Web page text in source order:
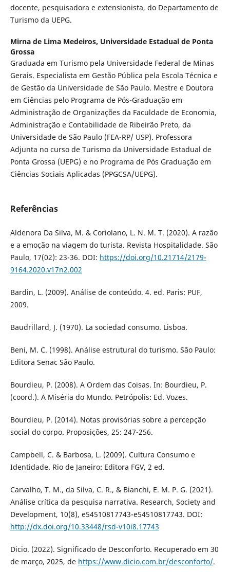
docente, pesquisadora e extensionista, do Departamento de
Turismo da UEPG.
Mirna de Lima Medeiros, Universidade Estadual de Ponta
Grossa
Graduada em Turismo pela Universidade Federal de Minas
Gerais. Especialista em Gestão Pública pela Escola Técnica e
de Gestão da Universidade de São Paulo. Mestre e Doutora
em Ciências pelo Programa de Pós-Graduação em
Administração de Organizações da Faculdade de Economia,
Administração e Contabilidade de Ribeirão Preto, da
Universidade de São Paulo (FEA-RP/ USP). Professora
Adjunta no curso de Turismo da Universidade Estadual de
Ponta Grossa (UEPG) e no Programa de Pós Graduação em
Ciências Sociais Aplicadas (PPGCSA/UEPG).
Referências
Aldenora Da Silva, M. & Coriolano, L. N. M. T. (2020). A razão
e a emoção na viagem do turista. Revista Hospitalidade. São
Paulo, 17(02): 23-36. DOI: https://doi.org/10.21714/2179-
9164.2020.v17n2.002
Bardin, L. (2009). Análise de conteúdo. 4. ed. Paris: PUF,
2009.
Baudrillard, J. (1970). La sociedad consumo. Lisboa.
Beni, M. C. (1998). Análise estrutural do turismo. São Paulo:
Editora Senac São Paulo.
Bourdieu, P. (2008). A Ordem das Coisas. In: Bourdieu, P.
(coord.). A Miséria do Mundo. Petrópolis: Ed. Vozes.
Bourdieu, P. (2014). Notas provisórias sobre a percepção
social do corpo. Proposições, 25: 247-256.
Campbell, C. & Barbosa, L. (2009). Cultura Consumo e
Identidade. Rio de Janeiro: Editora FGV, 2 ed.
Carvalho, T. M., da Silva, C. R., & Bianchi, E. M. P. G. (2021).
Análise crítica da pesquisa narrativa. Research, Society and
Development, 10(8), e54510817743-e54510817743. DOI:
http://dx.doi.org/10.33448/rsd-v10i8.17743
Dicio. (2022). Significado de Desconforto. Recuperado em 30
de março, 2025, de https://www.dicio.com.br/desconforto/.